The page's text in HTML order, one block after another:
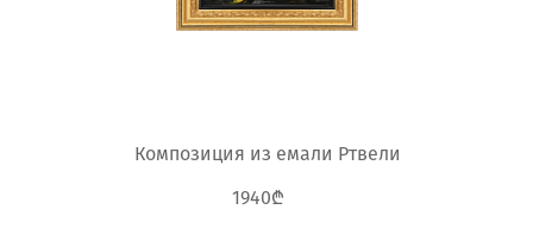
Композиция из емали Ртвели
1940₾